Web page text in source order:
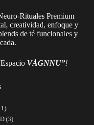
Rituales Premium
creatividad, enfoque y
de té funcionales y
VÅGNNU”!
11
productos
33